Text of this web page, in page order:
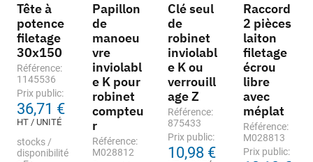
Tête à
potence
filetage
30x150
Référence:
1145536
Prix public:
36,71 €
HT / UNITÉ
stocks /
disponibilité
Papillon
de
manoeu
vre
inviolabl
e K pour
robinet
compteu
r
Référence:
M028812
Clé seul
de
robinet
inviolabl
e K ou
verrouill
age Z
Référence:
875433
Prix public:
10,98 €
Raccord
2 pièces
laiton
filetage
écrou
libre
avec
méplat
Référence:
M028813
Prix public: